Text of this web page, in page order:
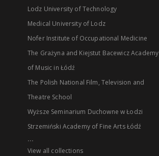
Lodz University of Technology
Medical University of Lodz
Nofer Institute of Occupational Medicine
The Grażyna and Kiejstut Bacewicz Academy
of Music in Łódź
The Polish National Film, Television and
Theatre School
Wyższe Seminarium Duchowne w Łodzi
Strzemiński Academy of Fine Arts Łódź
...
View all collections